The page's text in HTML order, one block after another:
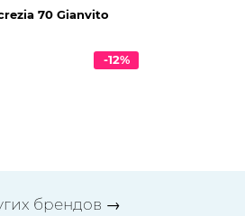
70 Gianvito
-12%
брендов →